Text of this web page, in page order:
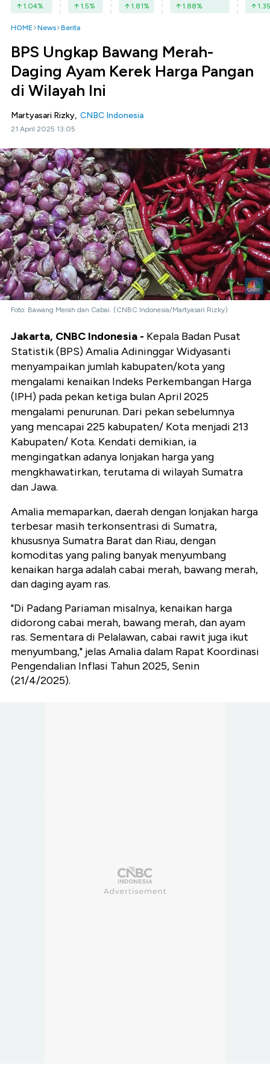
1.04% 1.5% 1.81% 1.88% 1.35
HOME News Berita
BPS Ungkap Bawang Merah-
Daging Ayam Kerek Harga Pangan
di Wilayah Ini
Martyasari Rizky, CNBC Indonesia
21 April 2025 13:05
Foto: Bawang Merah dan Cabai. (CNBC Indonesia/Martyasari Rizky)
Jakarta, CNBC Indonesia - Kepala Badan Pusat
Statistik (BPS) Amalia Adininggar Widyasanti
menyampaikan jumlah kabupaten/kota yang
mengalami kenaikan Indeks Perkembangan Harga
(IPH) pada pekan ketiga bulan April 2025
mengalami penurunan. Dari pekan sebelumnya
yang mencapai 225 kabupaten/ Kota menjadi 213
Kabupaten/ Kota. Kendati demikian, ia
mengingatkan adanya lonjakan harga yang
mengkhawatirkan, terutama di wilayah Sumatra
dan Jawa.
Amalia memaparkan, daerah dengan lonjakan harga
terbesar masih terkonsentrasi di Sumatra,
khususnya Sumatra Barat dan Riau, dengan
komoditas yang paling banyak menyumbang
kenaikan harga adalah cabai merah, bawang merah,
dan daging ayam ras.
"Di Padang Pariaman misalnya, kenaikan harga
didorong cabai merah, bawang merah, dan ayam
ras. Sementara di Pelalawan, cabai rawit juga ikut
menyumbang," jelas Amalia dalam Rapat Koordinasi
Pengendalian Inflasi Tahun 2025, Senin
(21/4/2025).